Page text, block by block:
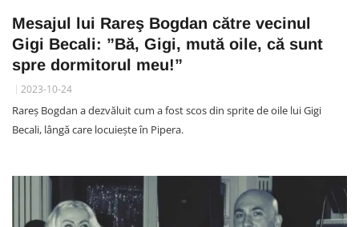
Mesajul lui Rareş Bogdan către vecinul
Gigi Becali: ”Bă, Gigi, mută oile, că sunt
spre dormitorul meu!”
2023-10-24
Rareş Bogdan a dezvăluit cum a fost scos din sprite de oile lui Gigi
Becali, lângă care locuiește în Pipera.